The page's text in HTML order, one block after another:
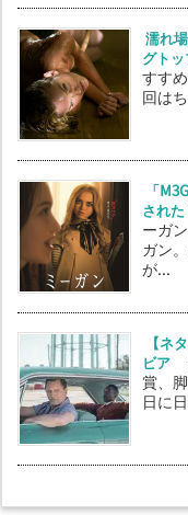
濡れ
グト
すす
回は
「
された
ーガ
ガン
が...
【ネ
ビア
賞、
日に